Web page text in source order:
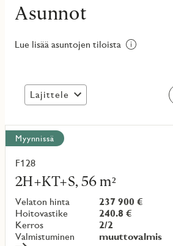
Asunnot
Lue lisää asuntojen tiloista
Lajittele
Näytä
kaikki
kohteet
Myynnissä
F128
2H+KT+S, 56 m²
Velaton hinta
237 900 €
Hoitovastike
240.8 €
Kerros
2/2
Valmistuminen
muuttovalmis
Lue
lisää
kohteesta